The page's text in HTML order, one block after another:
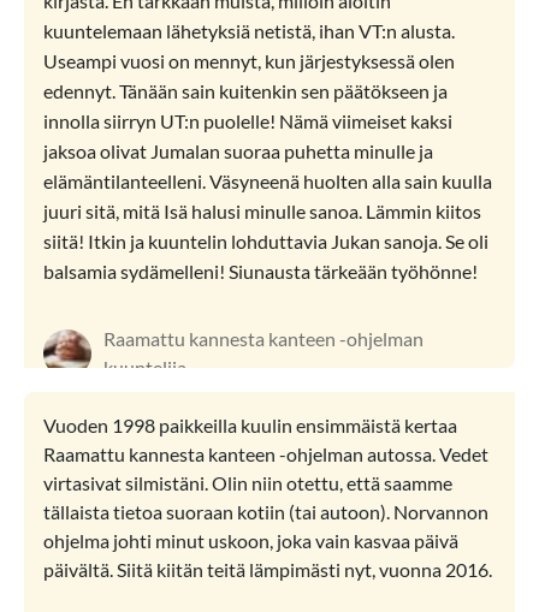
kuuntelemaan lähetyksiä netistä, ihan VT:n alusta.
Useampi vuosi on mennyt, kun järjestyksessä olen
edennyt. Tänään sain kuitenkin sen päätökseen ja
innolla siirryn UT:n puolelle! Nämä viimeiset kaksi
jaksoa olivat Jumalan suoraa puhetta minulle ja
elämäntilanteelleni. Väsyneenä huolten alla sain kuulla
juuri sitä, mitä Isä halusi minulle sanoa. Lämmin kiitos
siitä! Itkin ja kuuntelin lohduttavia Jukan sanoja. Se oli
balsamia sydämelleni! Siunausta tärkeään työhönne!
Raamattu kannesta kanteen -ohjelman
kuuntelija
Vuoden 1998 paikkeilla kuulin ensimmäistä kertaa
Raamattu kannesta kanteen -ohjelman autossa. Vedet
virtasivat silmistäni. Olin niin otettu, että saamme
tällaista tietoa suoraan kotiin (tai autoon). Norvannon
ohjelma johti minut uskoon, joka vain kasvaa päivä
päivältä. Siitä kiitän teitä lämpimästi nyt, vuonna 2016.